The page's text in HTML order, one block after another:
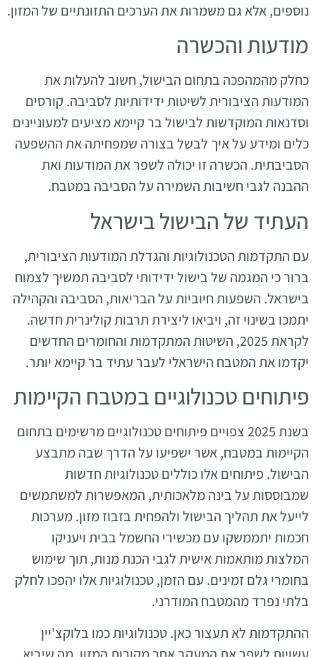
נוספים, אלא גם משמרות את הערכים התזונתיים של המזון.
מודעות והכשרה
כחלק מהמהפכה בתחום הבישול, חשוב להעלות את
המודעות הציבורית לשיטות ידידותיות לסביבה. קורסים
וסדנאות המוקדשות לבישול בר קיימא מציעים למעוניינים
כלים ומידע על איך לבשל בצורה שמפחיתה את ההשפעה
הסביבתית. הכשרה זו יכולה לשפר את המודעות ואת
ההבנה לגבי חשיבות השמירה על הסביבה במטבח.
העתיד של הבישול בישראל
עם התקדמות הטכנולוגיות והגדלת המודעות הציבורית,
ברור כי המגמה של בישול ידידותי לסביבה תמשיך לצמוח
בישראל. השפעות חיוביות על הבריאות, הסביבה והקהילה
יתמכו בשינוי זה, ויביאו ליצירת תרבות קולינרית חדשה.
לקראת 2025, השיטות המתקדמות והחומרים החדשים
יקדמו את המטבח הישראלי לעבר עתיד בר קיימא יותר.
פיתוחים טכנולוגיים במטבח הקיימות
בשנת 2025 צפויים פיתוחים טכנולוגיים מרשימים בתחום
הקיימות במטבח, אשר ישפיעו על הדרך שבה מתבצע
הבישול. פיתוחים אלו כוללים טכנולוגיות חדשות
שמבוססות על בינה מלאכותית, המאפשרות למשתמשים
לייעל את תהליך הבישול ולהפחית בזבוז מזון. מערכות
חכמות יתממשקו עם מכשירי החשמל בבית ויעניקו
המלצות מותאמות אישית לגבי הכנת מנות, תוך שימוש
בחומרי גלם זמינים. עם הזמן, טכנולוגיות אלו יהפכו לחלק
בלתי נפרד מהמטבח המודרני.
ההתקדמות לא תעצור כאן. טכנולוגיות כמו בלוקצ'יין